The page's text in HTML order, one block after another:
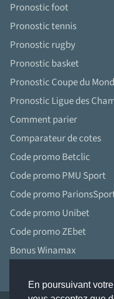
En poursuivant
Pronostic foot
Pronostic tennis
Pronostic rugby
Pronostic basket
Pronostic Coupe du
Pronostic Ligue des
Comment parier
Comparateur de cotes
Code promo Betclic
Code promo PMU Sport
Code promo
Code promo Unibet
Code promo ZEbet
Bonus Winamax